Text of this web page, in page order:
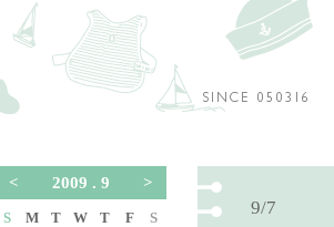
< 2009 . 9 >
S M T W T F S 9/7